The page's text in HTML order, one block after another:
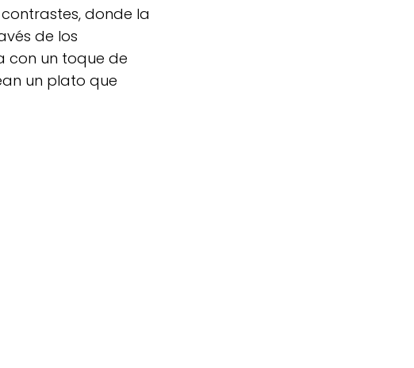
donde la
de los
con un toque de
un plato que